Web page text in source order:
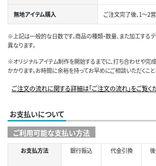
無地アイテム購入 ご注文完了後、1～2
※上記は一般的な日数です。商品の種類・数量、また加工する
異なります。
※オリジナルアイテム制作を開始するまでに、打ち合わせや
かかります。お時間に余裕を持ってお早めにご相談いただくこと
ご注文の流れに関する詳細は「ご注文の流れ」をご覧く
お支払いについて
ご利用可能な支払い方法
お支払方法 銀行振込 代金引換